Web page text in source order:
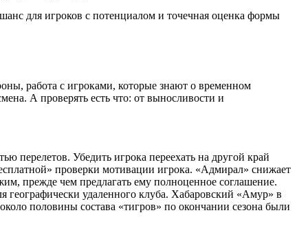
для игроков с потенциалом и точечная оценка формы
работа с игроками, которые знают о временном
А проверять есть что: от выносливости и
Убедить игрока переехать на другой край
проверки мотивации игрока. «Адмирал» снижает
прежде чем предлагать ему полноценное соглашение.
географически удаленного клуба. Хабаровский «Амур» в
половины состава «тигров» по окончании сезона были